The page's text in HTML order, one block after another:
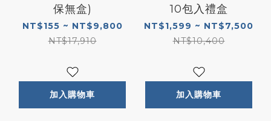
保無盒)
NT$155 ~ NT$9,800
NT$17,910
加入購物車
10包入禮盒
NT$1,599 ~ NT$7,500
NT$10,400
加入購物車